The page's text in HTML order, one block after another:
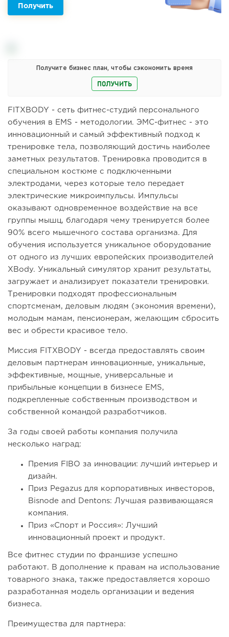
Получить
Получите бизнес план, чтобы сэкономить время
ПОЛУЧИТЬ
FITXBODY - сеть фитнес-студий персонального
обучения в EMS - методологии. ЭМС-фитнес - это
инновационный и самый эффективный подход к
тренировке тела, позволяющий достичь наиболее
заметных результатов. Тренировка проводится в
специальном костюме с подключенными
электродами, через которые тело передает
электрические микроимпульсы. Импульсы
оказывают одновременное воздействие на все
группы мышц, благодаря чему тренируется более
90% всего мышечного состава организма. Для
обучения используется уникальное оборудование
от одного из лучших европейских производителей
XBody. Уникальный симулятор хранит результаты,
загружает и анализирует показатели тренировки.
Тренировки подходят профессиональным
спортсменам, деловым людям (экономия времени),
молодым мамам, пенсионерам, желающим сбросить
вес и обрести красивое тело.
Миссия FITXBODY - всегда предоставлять своим
деловым партнерам инновационные, уникальные,
эффективные, мощные, универсальные и
прибыльные концепции в бизнесе EMS,
подкрепленные собственным производством и
собственной командой разработчиков.
За годы своей работы компания получила
несколько наград:
Премия FIBO за инновации: лучший интерьер и
дизайн.
Приз Pegazus для корпоративных инвесторов,
Bisnode and Dentons: Лучшая развивающаяся
компания.
Приз «Спорт и Россия»: Лучший
инновационный проект и продукт.
Все фитнес студии по франшизе успешно
работают. В дополнение к правам на использование
товарного знака, также предоставляется хорошо
разработанная модель организации и ведения
бизнеса.
Преимущества для партнера: